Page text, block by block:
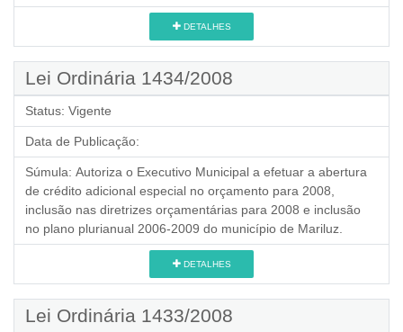
DETALHES
Lei Ordinária 1434/2008
Status: Vigente
Data de Publicação:
Súmula: Autoriza o Executivo Municipal a efetuar a abertura
de crédito adicional especial no orçamento para 2008,
inclusão nas diretrizes orçamentárias para 2008 e inclusão
no plano plurianual 2006-2009 do município de Mariluz.
DETALHES
Lei Ordinária 1433/2008